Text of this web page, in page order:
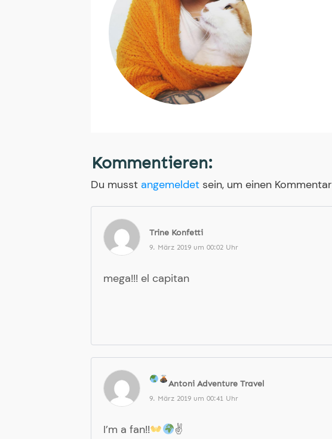
Kommentieren:
Du musst angemeldet sein, um einen
Trine Konfetti
9. März 2019 um 00:02 Uhr
mega!!! el capitan
AntoniAdventure Travel
9. März 2019 um 00:41 Uhr
I’m a fan!! ✌